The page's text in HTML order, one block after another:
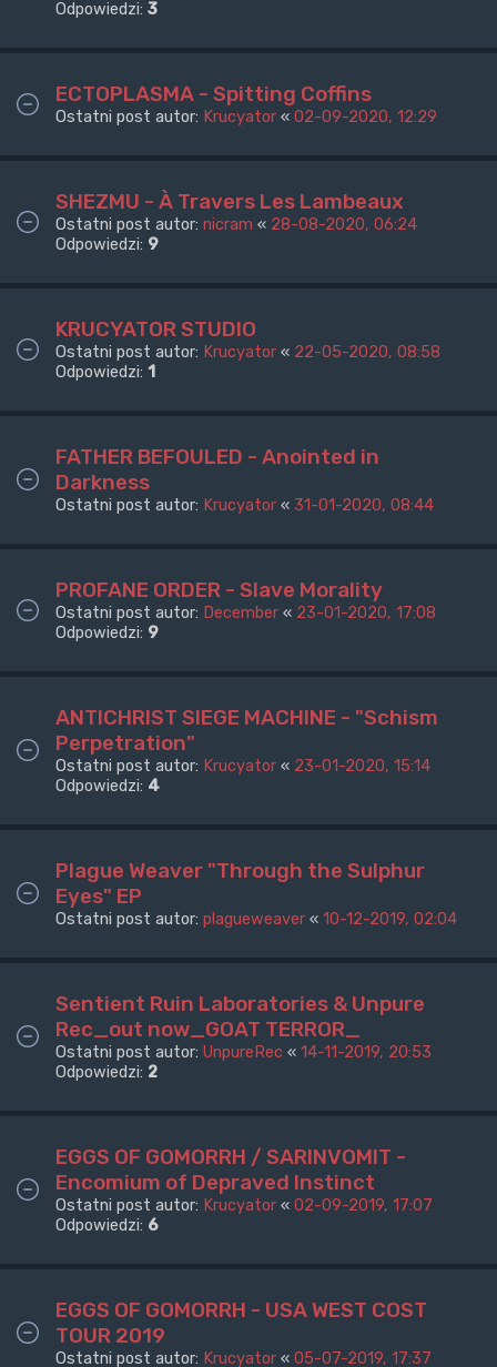
Odpowiedzi: 3
ECTOPLASMA - Spitting Coffins
Ostatni post autor: Krucyator « 02-09-2020, 12:29
SHEZMU - À Travers Les Lambeaux
Ostatni post autor: nicram « 28-08-2020, 06:24
Odpowiedzi: 9
KRUCYATOR STUDIO
Ostatni post autor: Krucyator « 22-05-2020, 08:58
Odpowiedzi: 1
FATHER BEFOULED - Anointed in
Darkness
Ostatni post autor: Krucyator « 31-01-2020, 08:44
PROFANE ORDER - Slave Morality
Ostatni post autor: December « 23-01-2020, 17:08
Odpowiedzi: 9
ANTICHRIST SIEGE MACHINE - "Schism
Perpetration"
Ostatni post autor: Krucyator « 23-01-2020, 15:14
Odpowiedzi: 4
Plague Weaver "Through the Sulphur
Eyes" EP
Ostatni post autor: plagueweaver « 10-12-2019, 02:04
Sentient Ruin Laboratories & Unpure
Rec_out now_GOAT TERROR_
Ostatni post autor: UnpureRec « 14-11-2019, 20:53
Odpowiedzi: 2
EGGS OF GOMORRH / SARINVOMIT -
Encomium of Depraved Instinct
Ostatni post autor: Krucyator « 02-09-2019, 17:07
Odpowiedzi: 6
EGGS OF GOMORRH - USA WEST COST
TOUR 2019
Ostatni post autor: Krucyator « 05-07-2019, 17:37